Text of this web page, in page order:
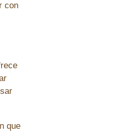
con
que